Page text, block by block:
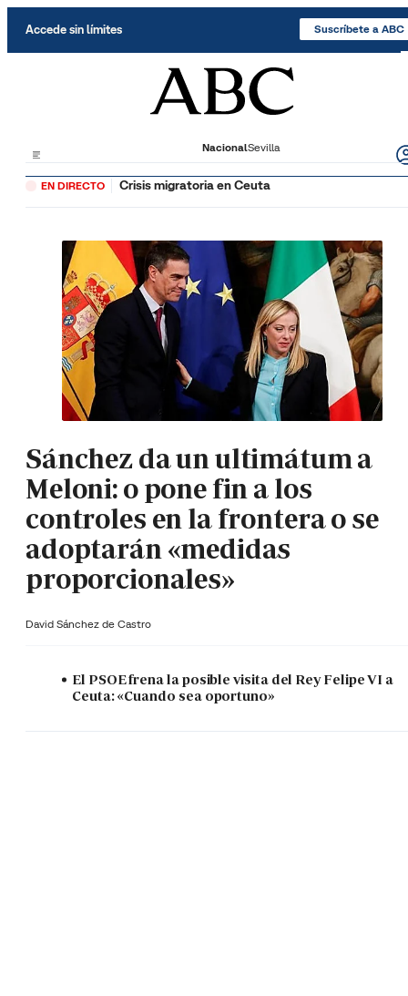
Accede sin límites Suscríbete a ABC
NacionalSevilla
EN DIRECTO Crisis migratoria en Ceuta
Sánchez da un ultimátum a
Meloni: o pone fin a los
controles en la frontera o se
adoptarán «medidas
proporcionales»
David Sánchez de Castro
El PSOE frena la posible visita del Rey Felipe VI a
Ceuta: «Cuando sea oportuno»